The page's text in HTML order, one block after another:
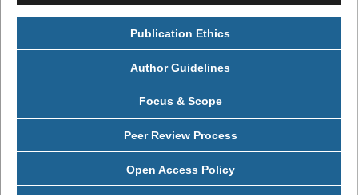
Publication Ethics
Author Guidelines
Focus & Scope
Peer Review Process
Open Access Policy